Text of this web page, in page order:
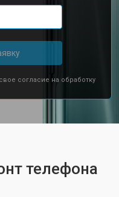
согласие на обработку
телефона